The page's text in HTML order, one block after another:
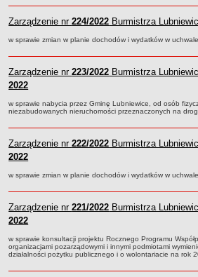
Oświadczenia majątkowe
Interpelacje radnych wraz z
Zapytania radnych wraz z odpowiedziami
JEDNOSTKI ORGANIZACYJNE
Biblioteka - Centrum Kultury
Zespół Szkolno-Przedszkolny
Miejsko-Gminny Ośrodek Pomocy
Zakład Gospodarki Komunalnej
MAJĄTEK I FINANSE
Majątek Gminy
Sprawozdania z wykonania budżetu -
Umorzenia, odroczenia, raty
Zarządzenie nr224/2022 Burmistrza
w sprawie zmian w planie dochodów i wydatków w
Zarządzenie nr223/2022 Burmistrza
2022
w sprawie nabycia przez Gminę Lubniewice, od osób
niezabudowanych nieruchomości przeznaczonych na
Zarządzenie nr222/2022 Burmistrza
2022
w sprawie zmian w planie dochodów i wydatków w
Zarządzenie nr221/2022 Burmistrza
2022
w sprawie konsultacji projektu Rocznego Programu
organizacjami pozarządowymi i innymi podmiotami
działalności pożytku publicznego i o wolontariacie na rok